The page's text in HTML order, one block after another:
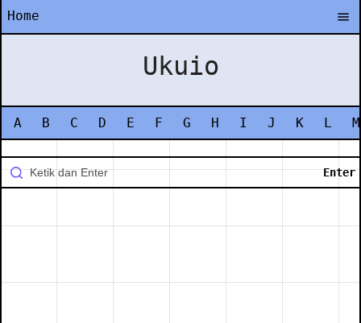
Home
Ukuio
A B C D E F G H I J K L M